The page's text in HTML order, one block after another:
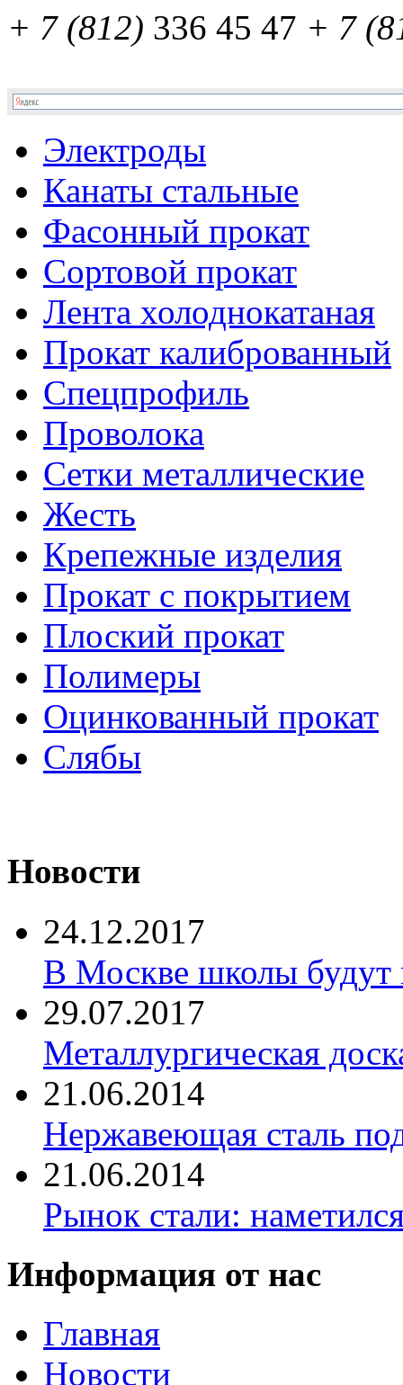
+ 7 (812) 336 45 47 + 7
Электроды
Канаты стальные
Фасонный прокат
Сортовой прокат
Лента холоднокатаная
Прокат калиброванный
Спецпрофиль
Проволока
Сетки металлические
Жесть
Крепежные изделия
Прокат с покрытием
Плоский прокат
Полимеры
Оцинкованный прокат
Слябы
Новости
24.12.2017
В Москве школы будут
29.07.2017
Металлургическая
21.06.2014
Нержавеющая сталь
21.06.2014
Рынок стали:
Информация от нас
Главная
Новости